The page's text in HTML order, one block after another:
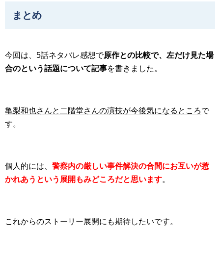
まとめ
今回は、5話ネタバレ感想で原作との比較で、左だけ見た場
合のという話題について記事を書きました。
亀梨和也さんと二階堂さんの演技が今後気になるところで
す。
個人的には、 警察内の厳しい事件解決の合間にお互いが惹
かれあうという展開もみどころだと思います。
これからのストーリー展開にも期待したいです。